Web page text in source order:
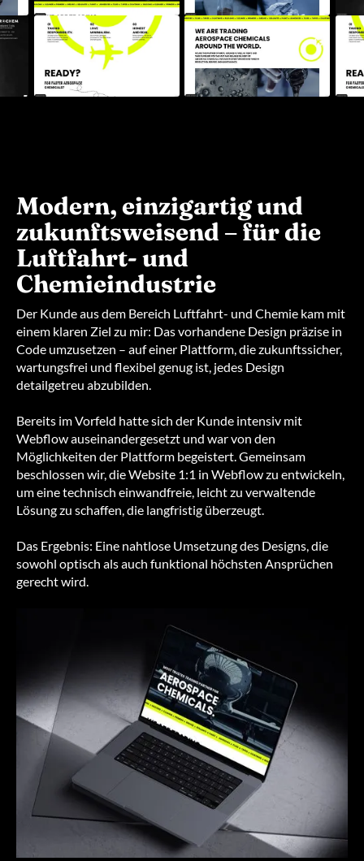
Modern, einzigartig und
zukunftsweisend – für die
Luftfahrt- und
Chemieindustrie
Der Kunde aus dem Bereich Luftfahrt- und Chemie kam mit
einem klaren Ziel zu mir: Das vorhandene Design präzise in
Code umzusetzen – auf einer Plattform, die zukunftssicher,
wartungsfrei und flexibel genug ist, jedes Design
detailgetreu abzubilden.
Bereits im Vorfeld hatte sich der Kunde intensiv mit
Webflow auseinandergesetzt und war von den
Möglichkeiten der Plattform begeistert. Gemeinsam
beschlossen wir, die Website 1:1 in Webflow zu entwickeln,
um eine technisch einwandfreie, leicht zu verwaltende
Lösung zu schaffen, die langfristig überzeugt.
Das Ergebnis: Eine nahtlose Umsetzung des Designs, die
sowohl optisch als auch funktional höchsten Ansprüchen
gerecht wird.